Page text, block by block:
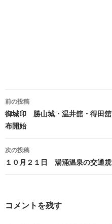
投
稿
ナ
ビ
ゲ
シ
前の投稿
御城印 勝山城・温井舘・得田
布開始
次の投稿
１０月２１日 湯涌温泉の交通
コメントを残す